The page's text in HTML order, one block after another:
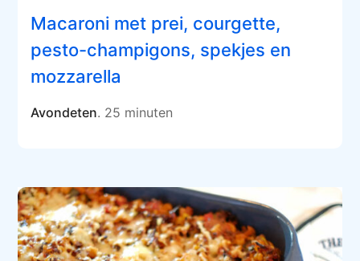
Macaroni met prei, courgette,
pesto-champigons, spekjes en
mozzarella
Avondeten. 25 minuten